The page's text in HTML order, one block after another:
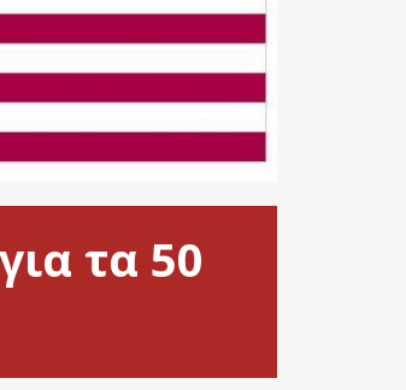
τα 50